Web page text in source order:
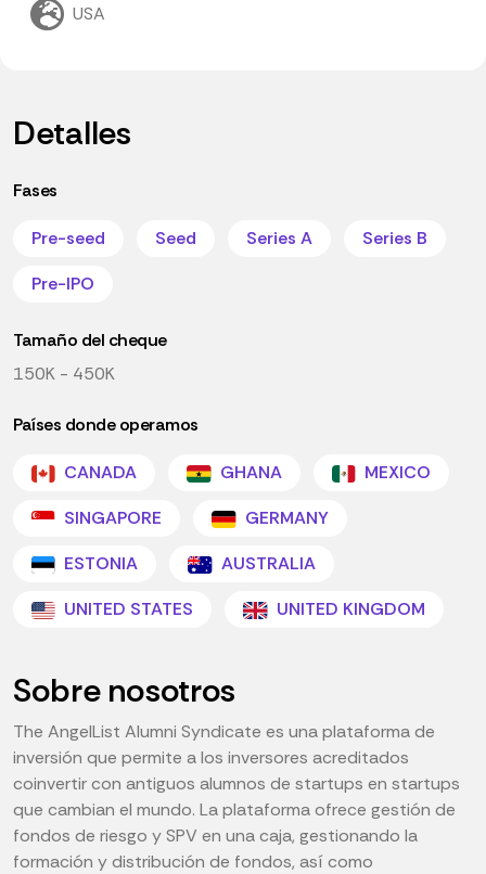
USA
Detalles
Fases
Pre-seed Seed Series A
Series B
Pre-IPO
Tamaño del cheque
150K - 450K
Países donde operamos
CANADA GHANA
MEXICO
SINGAPORE
GERMANY
ESTONIA
AUSTRALIA
UNITED STATES
UNITED KINGDOM
Sobre nosotros
The AngelList Alumni Syndicate es una plataforma de
inversión que permite a los inversores acreditados
coinvertir con antiguos alumnos de startups en startups
que cambian el mundo. La plataforma ofrece gestión de
fondos de riesgo y SPV en una caja, gestionando la
formación y distribución de fondos, así como